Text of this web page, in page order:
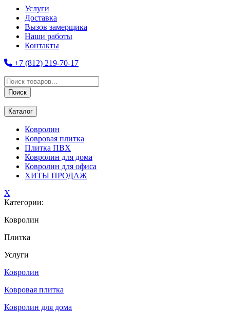
Услуги
Доставка
Вызов замерщика
Наши работы
Контакты
+7 (812) 219-70-17
Поиск
товаров
Поиск
Каталог
Ковролин
Ковровая плитка
Плитка ПВХ
Ковролин для дома
Ковролин для офиса
ХИТЫ ПРОДАЖ
X
Категории:
Ковролин
Плитка
Услуги
Ковролин
Ковровая плитка
Ковролин для дома